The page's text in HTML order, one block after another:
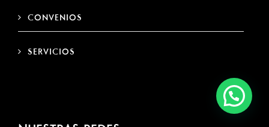
CONVENIOS
SERVICIOS